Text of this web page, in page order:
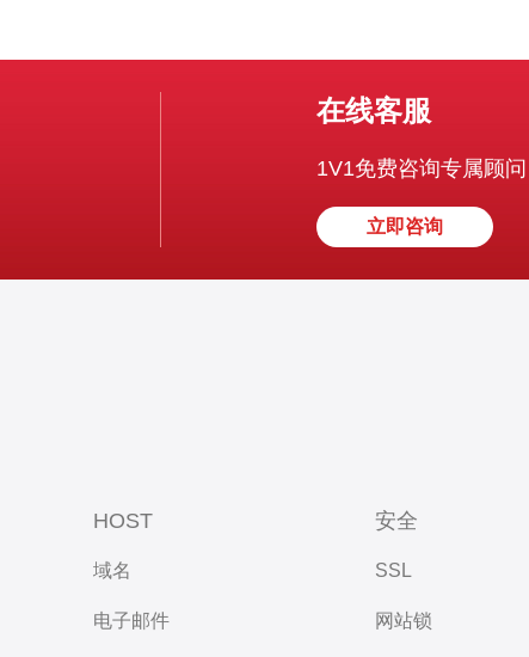
在线客服
1V1免费咨询专属顾
立即咨询
HOST
域名
电子邮件
安全
SSL
网站锁